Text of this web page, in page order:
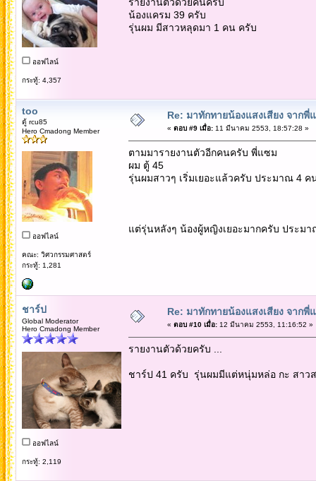
ออฟไลน์
กระทู้: 4,357
น้องแครม 39 ครับ
รุ่นผม มีสาวหลุดมา 1 คน ครับ
too
ตู้ rcu85
Hero Cmadong Member
ออฟไลน์
คณะ: วิศวกรรมศาสตร์
กระทู้: 1,281
Re: มาทักทายน้องแสงเสียง จากพี่
« ตอบ #9 เมื่อ:11 มีนาคม 2553, 18:57:28 »
ตามมารายงานตัวอีกคนครับ พี่แซม
ผม ตู้ 45
รุ่นผมสาวๆ เริ่มเยอะแล้วครับ ประมาณ 4 ค
แต่รุ่นหลังๆ น้องผู้หญิงเยอะมากครับ ประ
ชาร์ป
Global Moderator
Hero Cmadong Member
ออฟไลน์
กระทู้: 2,119
Re: มาทักทายน้องแสงเสียง จากพี่
« ตอบ #10 เมื่อ:12 มีนาคม 2553, 11:16:52 »
รายงานตัวด้วยครับ ...
ชาร์ป 41 ครับ รุ่นผมมีแต่หนุ่มหล่อ กะ สาว